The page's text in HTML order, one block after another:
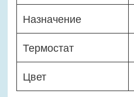
Назначение
Термостат
Цвет